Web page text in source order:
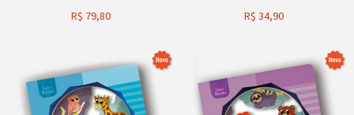
R$ 79,80
R$ 34,90